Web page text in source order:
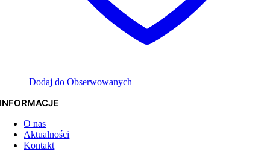
Dodaj do Obserwowanych
INFORMACJE
O nas
Aktualności
Kontakt